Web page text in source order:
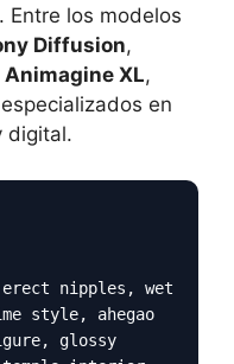
Entre los modelos
Diffusion,
Animagine XL,
en
digital.
nipples, wet
style, ahegao
glossy